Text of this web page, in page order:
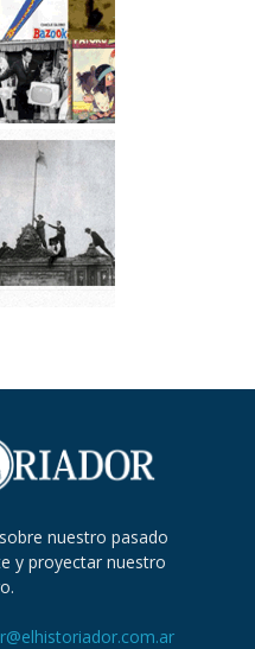
nuestro pasado
y proyectar nuestro